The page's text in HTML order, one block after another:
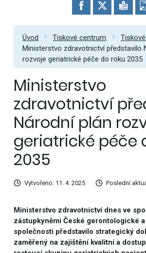
Úvod Tiskové centrum
Ministerstvo zdravotnictví představilo
rozvoje geriatrické péče do roku 2035
Ministerstvo
zdravotnictví
Národní plán
geriatrické péče
2035
Vytvořeno: 11. 4. 2025 Poslední
Ministerstvo zdravotnictví dnes ve
zástupkyněmi České gerontologické
společnosti představilo strategický
zaměřený na zajištění kvalitní a